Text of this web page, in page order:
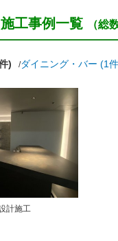
工事例一覧 （総
) ダイニング・バー (1
計施工